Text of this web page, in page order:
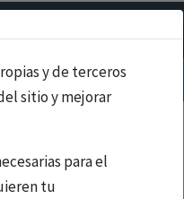
y de terceros
sitio y mejorar
para el
tu